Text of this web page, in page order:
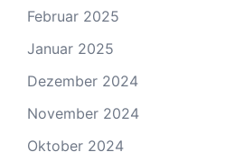
Februar 2025
Januar 2025
Dezember 2024
November 2024
Oktober 2024